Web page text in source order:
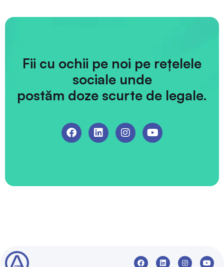
Fii cu ochii pe noi pe rețelele
sociale unde
postăm doze scurte de legale.